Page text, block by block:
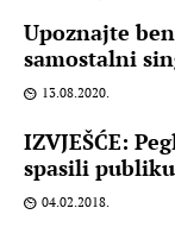
Upoznajte
samostalni
13.08.2020.
IZVJEŠĆE:
spasili
04.02.2018.